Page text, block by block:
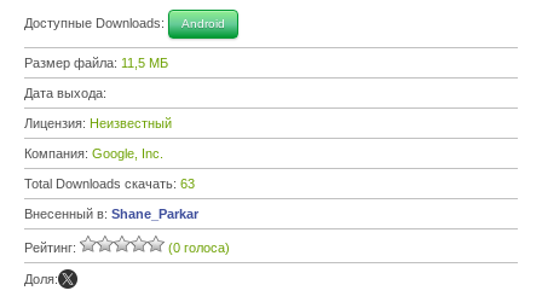
Доступные Downloads: Android
Размер файла: 11,5 МБ
Дата выхода:
Лицензия: Неизвестный
Компания: Google, Inc.
Total Downloads скачать: 63
Внесенный в: Shane_Parkar
Рейтинг: (0 голоса)
Доля: